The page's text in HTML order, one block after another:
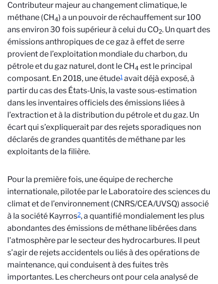
Contributeur majeur au changement climatique, le
méthane (CH4) a un pouvoir de réchauffement sur 100
ans environ 30 fois supérieur à celui du CO2. Un quart des
émissions anthropiques de ce gaz à effet de serre
provient de l’exploitation mondiale du charbon, du
pétrole et du gaz naturel, dont le CH4 est le principal
composant. En 2018, une étude1 avait déjà exposé, à
partir du cas des États-Unis, la vaste sous-estimation
dans les inventaires officiels des émissions liées à
l’extraction et à la distribution du pétrole et du gaz. Un
écart qui s’expliquerait par des rejets sporadiques non
déclarés de grandes quantités de méthane par les
exploitants de la filière.
Pour la première fois, une équipe de recherche
internationale, pilotée par le Laboratoire des sciences du
climat et de l’environnement (CNRS/CEA/UVSQ) associé
à la société Kayrros2, a quantifié mondialement les plus
abondantes des émissions de méthane libérées dans
l'atmosphère par le secteur des hydrocarbures. Il peut
s’agir de rejets accidentels ou liés à des opérations de
maintenance, qui conduisent à des fuites très
importantes. Les chercheurs ont pour cela analysé de